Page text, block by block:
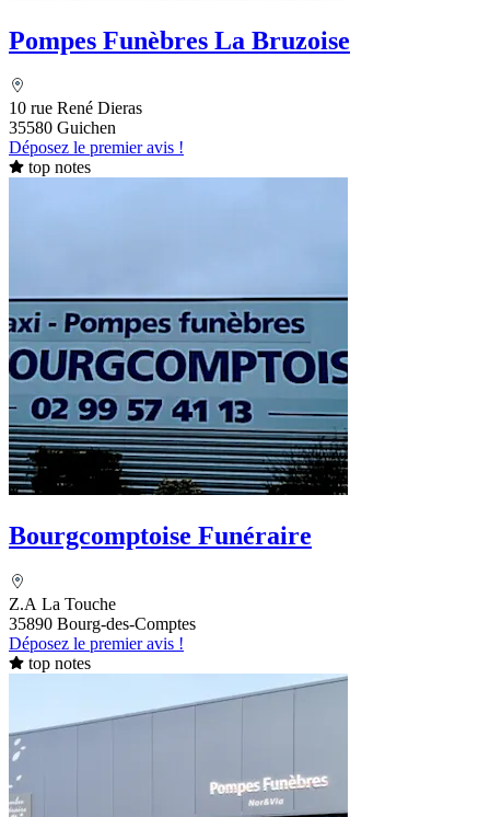
Pompes Funèbres La Bruzoise
10 rue René Dieras
35580 Guichen
Déposez le premier avis !
top notes
Bourgcomptoise Funéraire
Z.A La Touche
35890 Bourg-des-Comptes
Déposez le premier avis !
top notes